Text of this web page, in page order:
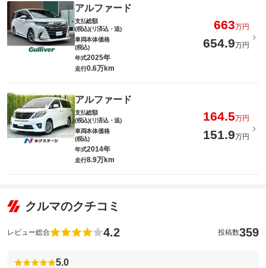
アルファード
支払総額
(税込)(リ済込・追)
663万円
車両本体価格
(税込)
654.9万円
年式2025年
走行0.6万km
アルファード
支払総額
(税込)(リ済込・追)
164.5万円
車両本体価格
(税込)
151.9万円
年式2014年
走行8.9万km
クルマのクチコミ
レビュー総合 4.2 投稿数359
5.0